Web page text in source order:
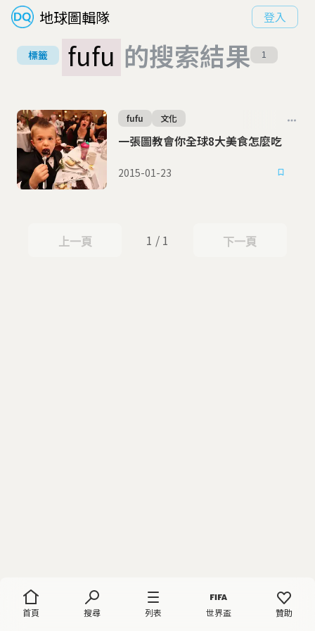
地球圖輯隊 登入
首頁 搜尋 列表 世界盃 贊助
標籤 fufu 的搜索結果 1
一張圖教會你全球8大美食怎麼吃
fufu 文化
2015-01-23
上一頁
上一頁 1 / 1 下一頁
下一頁